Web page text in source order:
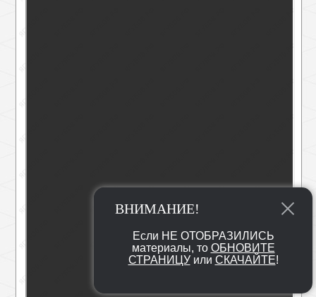
ВНИМАНИЕ!
Если НЕ ОТОБРАЗИЛИСЬ
материалы, то ОБНОВИТЕ
СТРАНИЦУ или СКАЧАЙТЕ!